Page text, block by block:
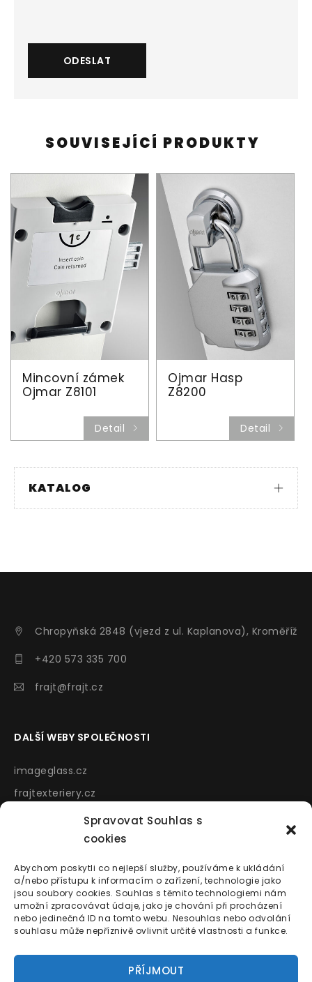
Spravovat Souhlas s
cookies
Abychom poskytli co nejlepší služby, používáme k ukládání
a/nebo přístupu k informacím o zařízení, technologie jako
jsou soubory cookies. Souhlas s těmito technologiemi nám
umožní zpracovávat údaje, jako je chování při procházení
nebo jedinečná ID na tomto webu. Nesouhlas nebo odvolání
souhlasu může nepříznivě ovlivnit určité vlastnosti a funkce.
PŘÍJMOUT
KATALOG
SOUVISEJÍCÍ PRODUKTY
Mincovní zámek
Ojmar Z8101
Detail
Ojmar Hasp
Z8200
Detail
Chropyňská 2848 (vjezd z ul. Kaplanova), Kroměříž
+420 573 335 700
frajt@frajt.cz
DALŠÍ WEBY SPOLEČNOSTI
imageglass.cz
frajtexteriery.cz
bartosini.cz
domek-akorat.cz
Sprchové zástěny Divine
Podmínky ochrany
osobních údajů
Cookies